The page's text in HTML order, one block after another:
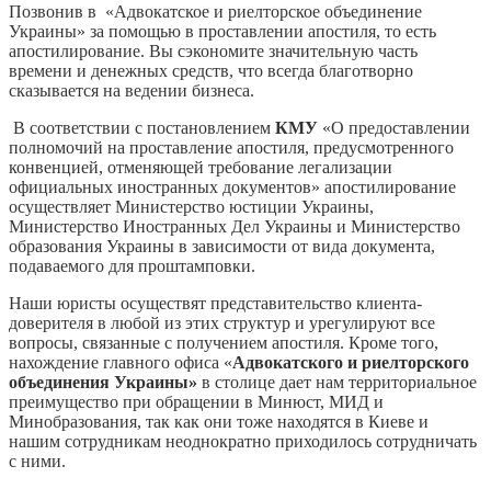
Позвонив в «Адвокатское и риелторское объединение
Украины» за помощью в проставлении апостиля, то есть
апостилирование. Вы сэкономите значительную часть
времени и денежных средств, что всегда благотворно
сказывается на ведении бизнеса.
В соответствии с постановлением КМУ «О предоставлении
полномочий на проставление апостиля, предусмотренного
конвенцией, отменяющей требование легализации
официальных иностранных документов» апостилирование
осуществляет Министерство юстиции Украины,
Министерство Иностранных Дел Украины и Министерство
образования Украины в зависимости от вида документа,
подаваемого для проштамповки.
Наши юристы осуществят представительство клиента-
доверителя в любой из этих структур и урегулируют все
вопросы, связанные с получением апостиля. Кроме того,
нахождение главного офиса «Адвокатского и риелторского
объединения Украины» в столице дает нам территориальное
преимущество при обращении в Минюст, МИД и
Минобразования, так как они тоже находятся в Киеве и
нашим сотрудникам неоднократно приходилось сотрудничать
с ними.